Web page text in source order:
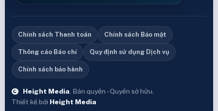
Chính sách Thanh toán Chính sách Bảo mật
Thông cáo Báo chí Quy định sử dụng Dịch vụ
Chính sách bảo hành
Height Media , Bản quyền - Quyền sở hữu.
Thiết kế bởi Height Media